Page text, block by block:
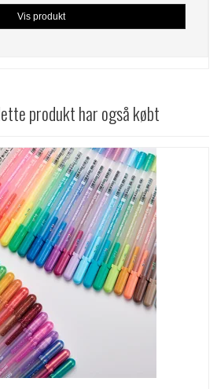
Vis produkt
produkt har også købt